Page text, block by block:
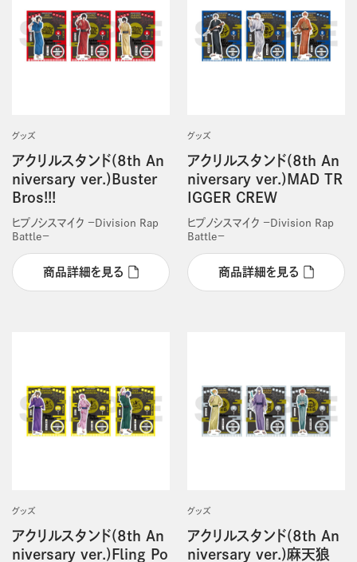
グッズ
アクリルスタンド(8th An
niversary ver.)Buster
Bros!!!
ヒプノシスマイク －Division Rap
Battle－
商品詳細を見る
グッズ
アクリルスタンド(8th An
niversary ver.)MAD TR
IGGER CREW
ヒプノシスマイク －Division Rap
Battle－
商品詳細を見る
グッズ
アクリルスタンド(8th An
niversary ver.)Fling Po
グッズ
アクリルスタンド(8th An
niversary ver.)麻天狼